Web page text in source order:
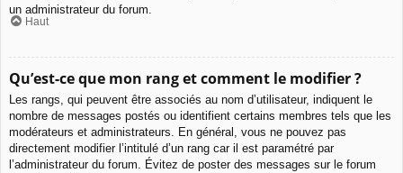
un administrateur du forum.
Haut
Qu’est-ce que mon rang et comment le modifier ?
Les rangs, qui peuvent être associés au nom d’utilisateur, indiquent le
nombre de messages postés ou identifient certains membres tels que les
modérateurs et administrateurs. En général, vous ne pouvez pas
directement modifier l’intitulé d’un rang car il est paramétré par
l’administrateur du forum. Évitez de poster des messages sur le forum